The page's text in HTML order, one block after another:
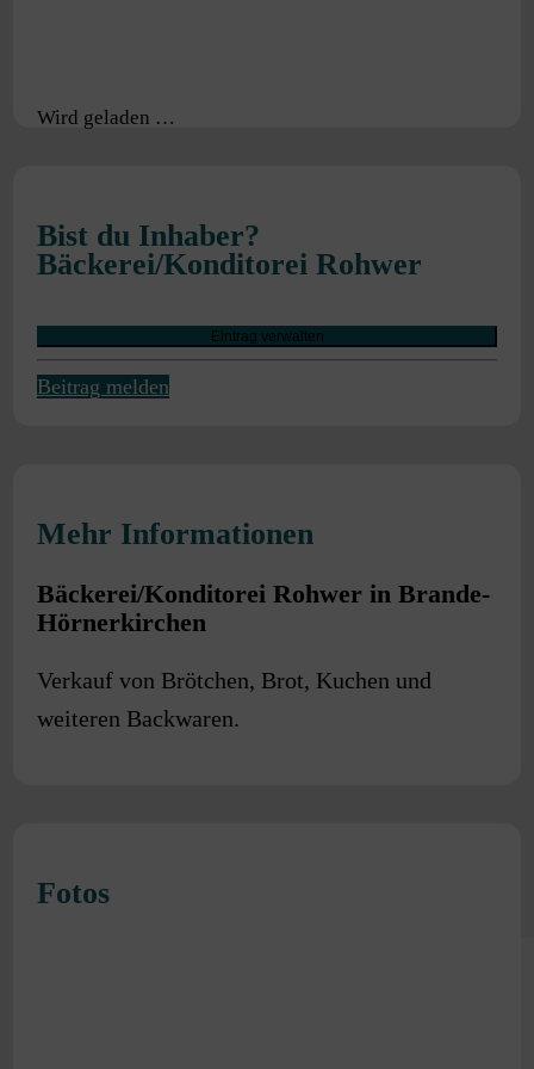
Wird geladen …
Bist du Inhaber?
Bäckerei/Konditorei Rohwer
Eintrag verwalten
Beitrag melden
Mehr Informationen
Bäckerei/Konditorei Rohwer in Brande-
Hörnerkirchen
Verkauf von Brötchen, Brot, Kuchen und
weiteren Backwaren.
Fotos